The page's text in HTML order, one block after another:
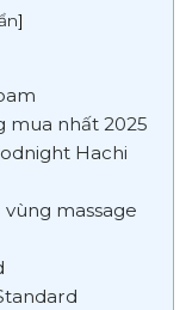
]
mua nhất 2025
Hachi
massage